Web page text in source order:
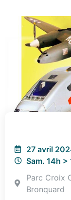
27 avril
Sam. 14h >
Parc Croix
Bronquard